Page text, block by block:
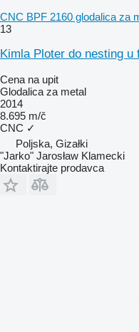
CNC BPF 2160 glodalica za
13
Kimla Ploter do nesting u
Cena na upit
Glodalica za metal
2014
8.695 m/č
CNC ✓
Poljska, Gizałki
"Jarko" Jarosław Klamecki
Kontaktirajte prodavca